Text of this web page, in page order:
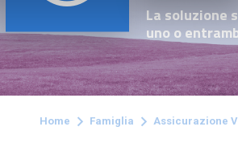
La soluzione
uno o
Home Famiglia Assicurazione